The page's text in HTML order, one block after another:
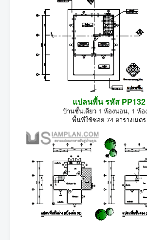
แปลนพื้น รหัส PP132
บ้านชั้นเดียว 1 ห้องนอน, 1 ห้อ
พื้นที่ใช้ซอย 74 ตารางเมตร